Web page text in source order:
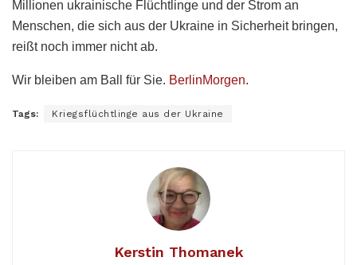
Millionen ukrainische Flüchtlinge und der Strom an
Menschen, die sich aus der Ukraine in Sicherheit bringen,
reißt noch immer nicht ab.
Wir bleiben am Ball für Sie. BerlinMorgen.
Tags: Kriegsflüchtlinge aus der Ukraine
Kerstin Thomanek